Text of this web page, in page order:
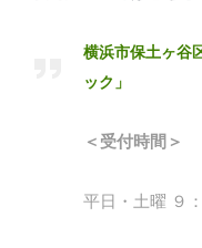
横浜市保土ヶ谷
ック」
＜受付時間＞
平日・土曜 ９